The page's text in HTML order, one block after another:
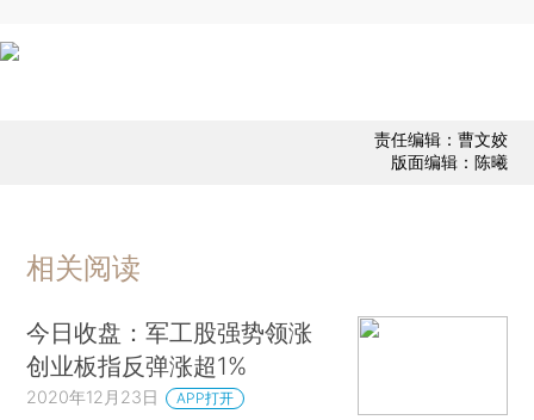
责任编辑：曹文姣
版面编辑：陈曦
相关阅读
今日收盘：军工股强势领涨
创业板指反弹涨超1%
2020年12月23日 APP打开